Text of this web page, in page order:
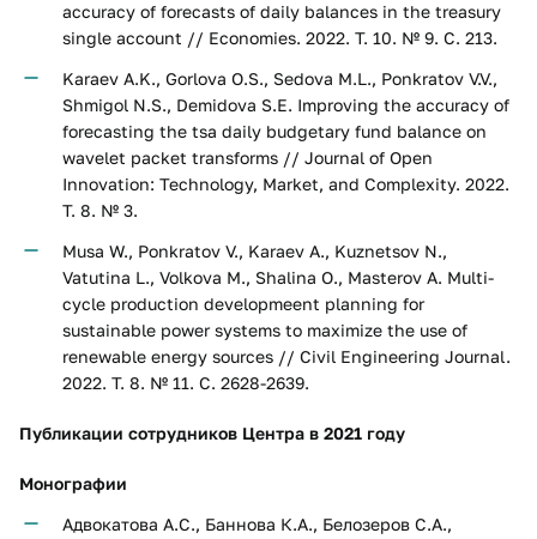
accuracy of forecasts of daily balances in the treasury
single account // Economies. 2022. Т. 10. № 9. С. 213.
Karaev A.K., Gorlova O.S., Sedova M.L., Ponkratov V.V.,
Shmigol N.S., Demidova S.E. Improving the accuracy of
forecasting the tsa daily budgetary fund balance on
wavelet packet transforms // Journal of Open
Innovation: Technology, Market, and Complexity. 2022.
Т. 8. № 3.
Musa W., Ponkratov V., Karaev A., Kuznetsov N.,
Vatutina L., Volkova M., Shalina O., Masterov A. Multi-
cycle production developmeent planning for
sustainable power systems to maximize the use of
renewable energy sources // Civil Engineering Journal.
2022. Т. 8. № 11. С. 2628-2639.
Публикации сотрудников Центра в 2021 году
Монографии
Адвокатова А.С., Баннова К.А., Белозеров С.А.,